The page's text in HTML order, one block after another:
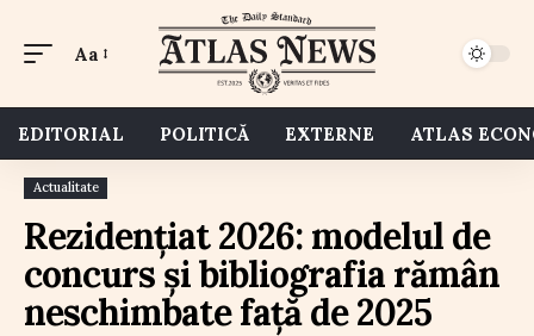
Aa
EDITORIAL POLITICĂ EXTERNE ATLAS
Actualitate
Rezidențiat 2026: modelul de
concurs și bibliografia rămân
neschimbate față de 2025